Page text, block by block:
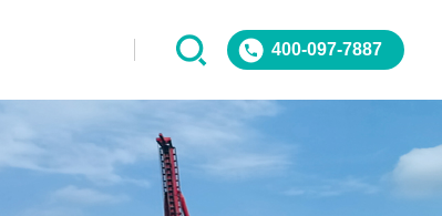
400-097-7887